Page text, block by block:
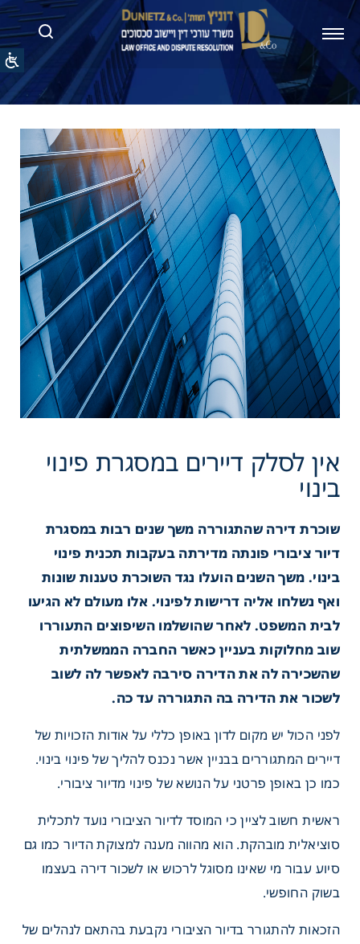
דיירים במסגרת פינוי
שוכרת דירה שהתגוררה משך שנים רבות במסגרת
דיור ציבורי פונתה מדירתה בעקבות תכנית פינוי
בינוי. משך השנים הועלו נגד השוכרת טענות שונות
ואף נשלחו אליה דרישות לפינוי. אלו מעולם לא הגיעו
לבית המשפט. לאחר שהושלמו השיפוצים התעוררו
שוב מחלוקות בעניין כאשר החברה הממשלתית
שהשכירה לה את הדירה סירבה לאפשר לה לשוב
לשכור את הדירה בה התגוררה עד כה.
לפני הכול יש מקום לדון באופן כללי על אודות הזכויות של
דיירים המתגוררים בבניין אשר נכנס להליך של פינוי בינוי.
כמו כן באופן פרטני על הנושא של פינוי מדיור ציבורי.
ראשית חשוב לציין כי המוסד לדיור הציבורי נועד לתכלית
סוציאלית מובהקת. הוא מהווה מענה למצוקת הדיור כמו גם
סיוע עבור מי שאינו מסוגל לרכוש או לשכור דירה בעצמו
בשוק החופשי.
הזכאות להתגורר בדיור הציבורי נקבעת בהתאם לנהלים של